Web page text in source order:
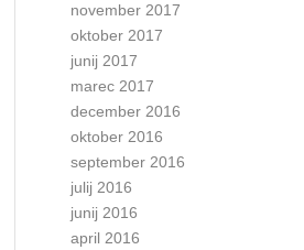
november 2017
oktober 2017
junij 2017
marec 2017
december 2016
oktober 2016
september 2016
julij 2016
junij 2016
april 2016